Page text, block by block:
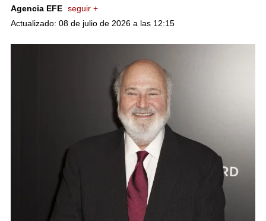
Agencia EFE seguir +
Actualizado: 08 de julio de 2026 a las 12:15